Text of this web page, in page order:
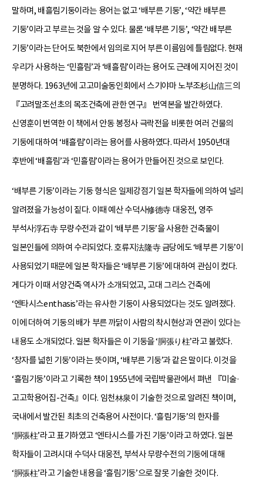
말하며, 배흘림기둥이라는 용어는 없고 ‘배부른 기둥’, ‘약간 배부른
기둥’이라고 부르는 것을 알 수 있다. 물론 ‘배부른 기둥’, ‘약간 배부른
기둥’이라는 단어도 북한에서 임의로 지어 부른 이름임에 틀림없다. 현재
우리가 사용하는 ‘민흘림’과 ‘배흘림’이라는 용어도 근래에 지어진 것이
분명하다. 1963년에 고고미술동인회에서 스기야마 노부조杉山信三의
『고려말조선초의 목조건축에 관한 연구』 번역본을 발간하였다.
신영훈이 번역한 이 책에서 안동 봉정사 극락전을 비롯한 여러 건물의
기둥에 대하여 ‘배흘림’이라는 용어를 사용하였다. 따라서 1950년대
후반에 ‘배흘림’과 ‘민흘림’이라는 용어가 만들어진 것으로 보인다.
‘배부른 기둥’이라는 기둥 형식은 일제강점기 일본 학자들에 의하여 널리
알려졌을 가능성이 짙다. 이때 예산 수덕사修德寺 대웅전, 영주
부석사浮石寺 무량수전과 같이 ‘배부른 기둥’을 사용한 건축물이
일본인들에 의하여 수리되었다. 호류지法隆寺 금당에도 ‘배부른 기둥’이
사용되었기 때문에 일본 학자들은 ‘배부른 기둥’에 대하여 관심이 컸다.
게다가 이때 서양건축 역사가 소개되었고, 고대 그리스 건축에
‘엔타시스enthasis’라는 유사한 기둥이 사용되었다는 것도 알려졌다.
이에 더하여 기둥의 배가 부른 까닭이 사람의 착시현상과 연관이 있다는
내용도 소개되었다. 일본 학자들은 이 기둥을 ‘胴張り柱’라고 불렀다.
‘창자를 넓힌 기둥’이라는 뜻이며, ‘배부른 기둥’과 같은 말이다. 이것을
‘흘림기둥’이라고 기록한 책이 1955년에 국립박물관에서 펴낸 『미술·
고고학용어집-건축』이다. 임천林泉이 기술한 것으로 알려진 책이며,
국내에서 발간된 최초의 건축용어 사전이다. ‘흘림기둥’의 한자를
‘胴張柱’라고 표기하였고 ‘엔타시스를 가진 기둥’이라고 하였다. 일본
학자들이 고려시대 수덕사 대웅전, 부석사 무량수전의 기둥에 대해
‘胴張柱’라고 기술한 내용을 ‘흘림기둥’으로 잘못 기술한 것이다.